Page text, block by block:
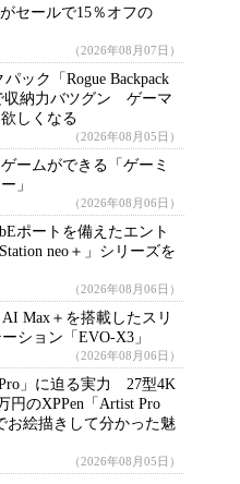
がセールで15％オフの
（2026年08月07日）
ック「Rogue Backpack
収納力バツグン ゲーマ
しくなる
（2026年08月05日）
ームができる「ゲーミ
」
（2026年08月06日）
ポートを備えたエント
neo＋」シリーズを
（2026年08月06日）
AI Max＋を搭載したスリ
ション「EVO-X3」
（2026年08月06日）
」に迫る実力 27型4K
円のXPPen「Artist Pro
お絵描きして分かった魅
（2026年08月05日）